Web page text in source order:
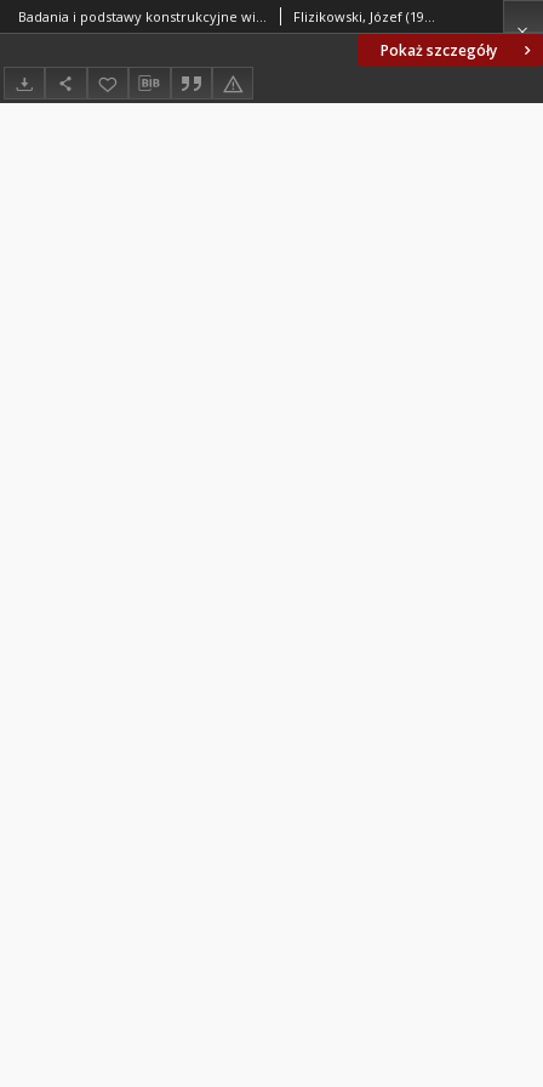
Pokaż szczegóły
Badania i podstawy konstrukcyjne wielotarczowych rozdrabniaczy nasion Flizikowski, Józef (1951- )